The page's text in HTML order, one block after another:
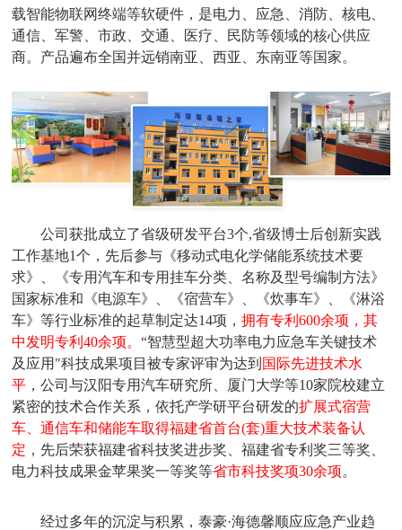
载智能物联网终端等软硬件，是电力、应急、消防、核电、
通信、军警、市政、交通、医疗、民防等领域的核心供应
商。产品遍布全国并远销南亚、西亚、 东南亚等国家。
公司获批成立了省级研发平台3个,省级博士后创新实践
工作基地1个，先后参与《移动式电化学储能系统技术要
求》
、《专用汽车和专用挂车分类、名称及型号编制方法》
国家标准和 《电源车》
、《宿营车》、《炊事车》、《淋浴
车》等行业标准的起草制定达14项，拥有专利600余项 ，其
中发明专利40余项。“智慧型超大功率电力应急车关键技术
及应用"科技成果项目被专家评审为达到 国际先进技术水
平 ，公司与汉阳专用汽车研究所、厦门大学等10家院校建立
紧密的技术合作关系，依托产学研平台研发的扩展式宿营
车、通信车和储能车取得福建省首台(套)重大技术装备认
定 ，先后荣获福建省科技奖进步奖、福建省专利奖三等奖、
电力科技成果金苹果奖一等奖等省市科技奖项30余项。
经过多年的沉淀与积累，泰豪·海德馨顺应应急产业趋